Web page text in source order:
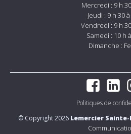
Mercredi : 9 h
Jeudi : 9 h 30
Vendredi : 9 h
Samedi : 10 h
Dimanche :
© Copyright 2026 Lemercier
Politiques de